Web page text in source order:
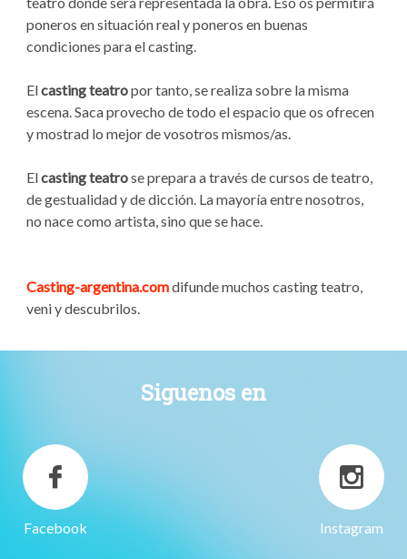
poneros en situación real y poneros en buenas
condiciones para el casting.
Elcasting teatropor tanto, se realiza sobre la misma
escena. Saca provecho de todo el espacio que os ofrecen
y mostrad lo mejor de vosotros mismos/as.
Elcasting teatrose prepara a través de cursos de teatro,
de gestualidad y de dicción. La mayoría entre nosotros,
no nace como artista, sino que se hace.
Casting-argentina.comdifunde muchos casting teatro,
veni y descubrilos.
Siguenos en
Facebook Instagram